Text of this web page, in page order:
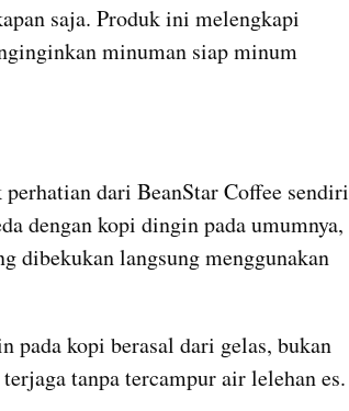
saja. Produk ini melengkapi
minuman siap minum
dari BeanStar Coffee sendiri
dengan kopi dingin pada umumnya,
dibekukan langsung menggunakan
pada kopi berasal dari gelas, bukan
tanpa tercampur air lelehan es.